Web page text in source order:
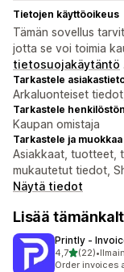
Tietojen käyttöoikeus
Tämän sovellus
jotta se voi toimia
tietosuojakäytäntö
Tarkastele
Arkaluonteiset
Tarkastele
Kaupan omistaja
Tarkastele ja
Asiakkaat, tuotteet,
mukautetut tiedot,
Näytä tiedot
Lisää
Printly ‑
4,7/ 5 tähteä
(22)
22 arvostelua
•
Order invoices